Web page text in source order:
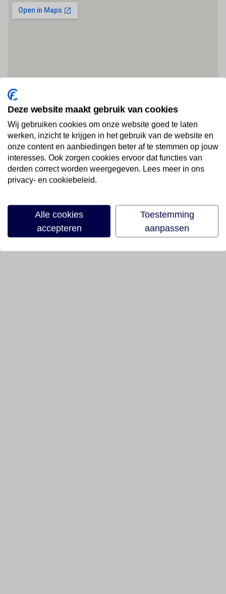
Deze website maakt gebruik van cookies
Wij gebruiken cookies om onze website goed te laten
werken, inzicht te krijgen in het gebruik van de website en
onze content en aanbiedingen beter af te stemmen op jouw
interesses. Ook zorgen cookies ervoor dat functies van
derden correct worden weergegeven. Lees meer in ons
privacy- en cookiebeleid.
Alle cookies
accepteren
Toestemming
aanpassen